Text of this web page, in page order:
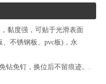
黏度强，可贴于光滑表面
不锈钢板、pvc板)，永
钻免钉，换位后不留痕迹。.